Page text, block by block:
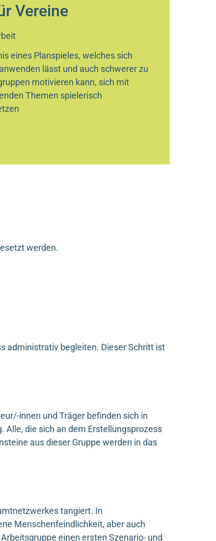
Vereine
eines Planspieles, welches sich
lässt und auch schwerer zu
motivieren kann, sich mit
Themen spielerisch
werden.
administrativ begleiten. Dieser Schritt ist
innen und Träger befinden sich in
die sich an dem Erstellungsprozess
aus dieser Gruppe werden in das
tangiert. In
Menschenfeindlichkeit, aber auch
einen ersten Szenario- und